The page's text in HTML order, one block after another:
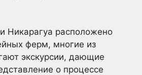
Никарагуа расположено
ферм, многие из
экскурсии, дающие
о процессе